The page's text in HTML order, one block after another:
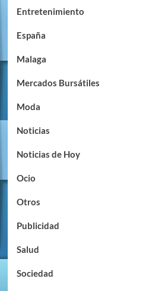
Entretenimiento
España
Malaga
Mercados Bursátiles
Moda
Noticias
Noticias de Hoy
Ocio
Otros
Publicidad
Salud
Sociedad